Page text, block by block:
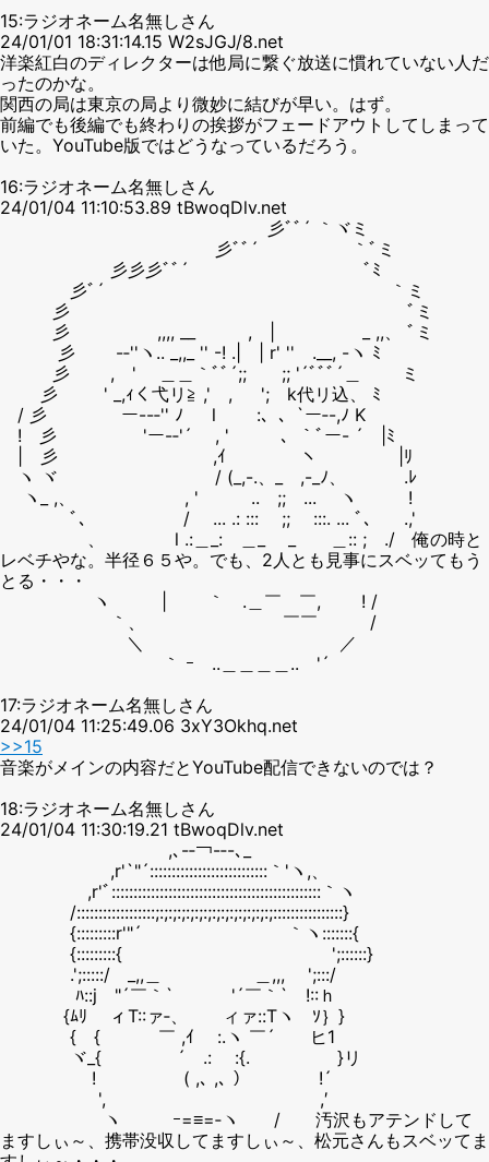
15:ラジオネーム名無しさん
24/01/01 18:31:14.15 W2sJGJ/8.net
洋楽紅白のディレクターは他局に繋ぐ放送に慣れていない人だ
ったのかな。
関西の局は東京の局より微妙に結びが早い。はず。
前編でも後編でも終わりの挨拶がフェードアウトしてしまって
いた。YouTube版ではどうなっているだろう。
16:ラジオネーム名無しさん
24/01/04 11:10:53.89 tBwoqDlv.net
彡ﾞﾞ´ ｀ヾミ
彡ﾞﾞ´ ｀ﾞミ
彡彡彡ﾞﾞ´ ﾞﾐ
彡ﾞ´ ｀ミ
彡 ﾞミ
彡 ,,,, __ , | _ ,,、 ﾞミ
彡 -‐''ヽ.. _,,_ '' -! .| | r' '' .__, -ヽ ﾐ
彡 , ' ＿＿｀ﾞﾞ´;; ;; '´ﾞﾞﾞ´＿ ミ
彡 ' _,ｨく弋リ≧ ,' , '; k代リ込、 ﾐ
/ 彡 ー--‐'' ﾉ l :、、`ー‐-,ﾉ K
! 彡 'ー-‐'´ , ' 、｀ﾞー- ´ |ﾐ
| 彡 ,ｲ ヽ |ﾘ
ヽ ヾ / (_,-.、_ ,-_ﾉ、 .ﾚ
ヽ_ ,、 , ' .. ;; ... ヽ !
ﾞ、 / ... .: ::: ;; :::. ... ﾞ、 .,'
、 l .:＿_: ＿_ _ ＿:: ; ./ 俺の時と
レベチやな。半径６５や。でも、2人とも見事にスベッてもう
とる・・・
ヽ | ｀ .＿￣ ￣, ! /
｀、 ￣￣ /
＼ ／
｀ ｰ ..＿＿＿＿.. '´
17:ラジオネーム名無しさん
24/01/04 11:25:49.06 3xY3Okhq.net
>>15
音楽がメインの内容だとYouTube配信できないのでは？
18:ラジオネーム名無しさん
24/01/04 11:30:19.21 tBwoqDlv.net
,､-‐￢-‐-､_
,r'`"´:::::::::::::::::::::::::::｀'ヽ,、
,r'ﾞ::::::::::::::::::::::::::::::::::::::::::::::::｀ヽ
/::::::::::::::::::;:;:;:;:;:;:;:;:;:;:;:;:;:;::::::::::::::::}
{:::::::::r'"´ ｀ヽ:::::::{
{:::::::::{ ';::::::}
.';:::::/ _,,＿ ＿,,, ';:::/
ﾊ::j "´￣｀` '´￣｀` !::ｈ
{ﾑﾘ ィT::ァ‐、 ィァ::Tヽ ｿ｝}
{ゝ{ ￣ ,ｲ :.ヽ ￣´ ヒ1
ヾ_{ ´ .: :{. }リ
! ( ,､ ,､ ） !´
', ,′
ヽ ｰ=≡=‐ヽ / 汚沢もアテンドして
ますしぃ～、携帯没収してますしぃ～、松元さんもスベッてま